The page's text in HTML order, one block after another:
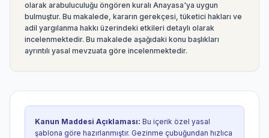
olarak arabuluculuğu öngören kuralı Anayasa'ya uygun
bulmuştur. Bu makalede, kararın gerekçesi, tüketici hakları ve
adil yargılanma hakkı üzerindeki etkileri detaylı olarak
incelenmektedir. Bu makalede aşağıdaki konu başlıkları
ayrıntılı yasal mevzuata göre incelenmektedir.
Kanun Maddesi Açıklaması: Bu içerik özel yasal
şablona göre hazırlanmıştır. Gezinme çubuğundan hızlıca